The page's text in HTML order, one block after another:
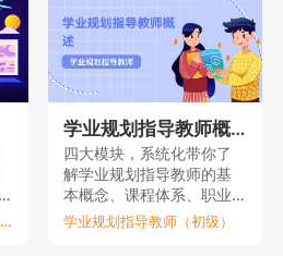
无人机应用技术专业教师（初级）
学业规划指导教师概述
四大模块，系统化带你了
解学业规划指导教师的基
本概念、课程体系、职业
要素和理论依据。
学业规划指导教师（初级）